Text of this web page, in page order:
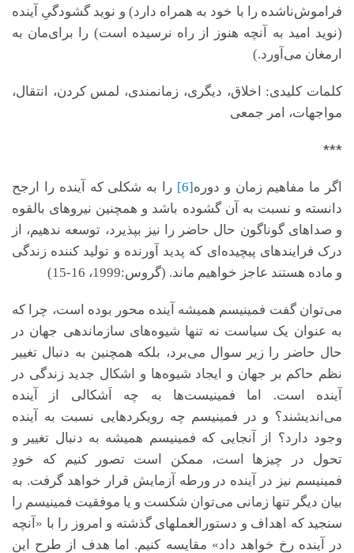
فراموش‌ناشده را با خود به همراه دارد) و نوید گشودگیِ آینده
(نوید امید به آنچه هنوز از راه نرسیده است) را برای‌مان به
ارمغان می‌آورد.)
کلمات کلیدی: اخلاق، دیگری، زمان­مندی، لمس کردن، انتقال،
مواجهات، امر جمعی
***
اگر ما مفاهیم زمان و دوره[6]
را به شکلی که آینده را ارجح
دانسته و نسبت به آن گشوده باشد و همچنین نیروهای بالقوه
و صداهای گوناگون حال حاضر را نیز بپذیرد، توسعه ندهیم، از
درک فرایندهای پیچیده‌ای که پدید آورنده و تولید کننده زندگی
و ماده هستند عاجز خواهیم ماند. (گروس:1999، 16-15)
می‌توان گفت فمینیسم همیشه آینده محور بوده است، چرا که
به عنوان یک سیاست نه تنها شیوه‌های سازماندهی جهان در
حال حاضر را زیر سوال می‌برد، بلکه همچنین به دنبال تغییر
نظم حاکم بر جهان و ایجاد شیوه‌ها و اشکال جدید زندگی در
آینده است. اما فمینیست‌ها به چه اَشکالی از آینده
می‌اندیشند؟ و در فمینیسم چه رویکردهایی نسبت به آینده
وجود دارد؟ از آنجایی که فمینیسم همیشه به دنبال تغییر و
تحول در چیزها است، ممکن است تصور کنیم که خودِ
فمینیسم نیز در آینده در ورطه آزمایش قرار خواهد گرفت. به
بیان دیگر تنها زمانی می‌توان شکست و یا موفقیت فمینیسم را
سنجید که اهداف و دستورالعمل­های گذشته و امروز را با «آنچه
در آینده رخ خواهد داد» مقایسه کنیم. اما هدف از طرح این